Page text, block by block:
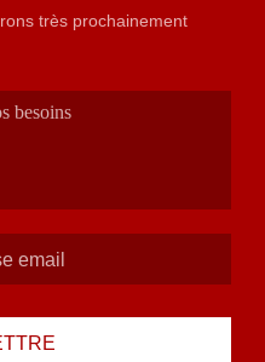
très prochainement